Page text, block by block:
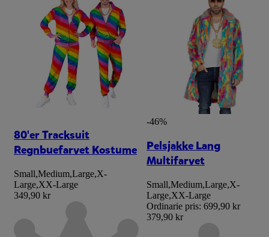
80'er Tracksuit
Regnbuefarvet Kostume
Small,Medium,Large,X-
Large,XX-Large
349,90 kr
-46%
Pelsjakke Lang
Multifarvet
Small,Medium,Large,X-
Large,XX-Large
Ordinarie pris: 699,90 kr
379,90 kr